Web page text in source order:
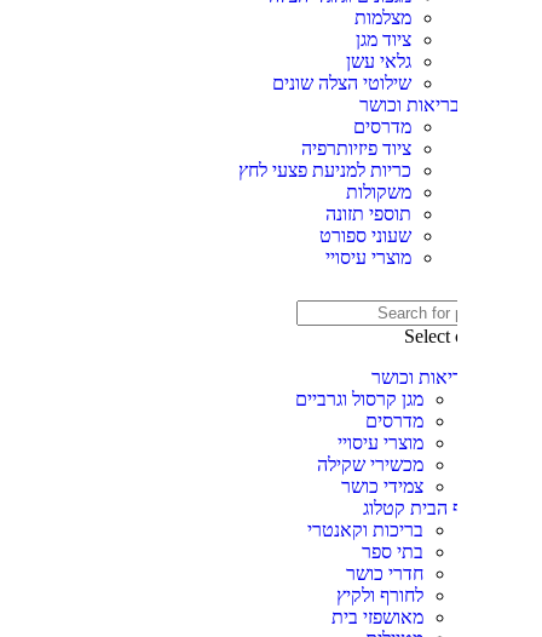
גלאי עשן
שילוטי הצלה שונים
וכושר
ציוד פיזיותרפיה
כריות למניעת פצעי לחץ
משקולות
תוספי תזונה
שעוני ספורט
מוצרי עיסויי
וכושר
מגן קרסול וגרביים
מוצרי עיסויי
מכשירי שקילה
צמידי כושר
הבית קטלוג
בריכות וקאנטרי
חדרי כושר
לחורף ולקיץ
מאושפזי בית